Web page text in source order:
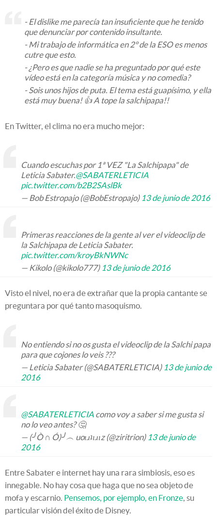
- El dislike me parecía tan insuficiente que he tenido
que denunciar por contenido insultante.
- Mi trabajo de informática en 2º de la ESO es menos
cutre que esto.
- ¿Pero es que nadie se ha preguntado por qué este
vídeo está en la categoría música y no comedia?
- Sois unos hijos de puta. El tema está guapísimo, y ella
está muy buena! 👍 A tope la salchipapa!!
En Twitter, el clima no era mucho mejor:
Cuando escuchas por 1ª VEZ "La Salchipapa" de
Leticia Sabater.@SABATERLETICIA
pic.twitter.com/b2B2SAslBk
— Bob Estropajo (@BobEstropajo) 13 de junio de 2016
Primeras reacciones de la gente al ver el videoclip de
la Salchipapa de Leticia Sabater.
pic.twitter.com/kroyBkNWNc
— Kikolo (@kikolo777) 13 de junio de 2016
Visto el nivel, no era de extrañar que la propia cantante se
preguntara por qué tanto masoquismo.
No entiendo si no os gusta el videoclip de la Salchi papa
para que cojones lo veis ???
— Leticia Sabater (@SABATERLETICIA) 13 de junio de
2016
@SABATERLETICIA como voy a saber si me gusta si
no lo veo antes? 🤔
— (╯Ò ∩ Ó)╯︵ uoıɹʇıɹız (@ziritrion) 13 de junio de
2016
Entre Sabater e internet hay una rara simbiosis, eso es
innegable. No hay cosa que haga que no sea objeto de
mofa y escarnio. Pensemos, por ejemplo, en Fronze , su
particular visión del éxito de Disney.